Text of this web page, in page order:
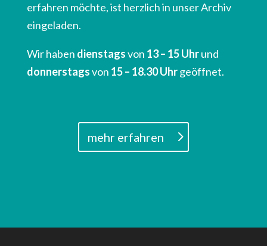
erfahren möchte, ist herzlich in unser Archiv
eingeladen.
Wir haben dienstagsvon 13 – 15 Uhrund
donnerstagsvon 15 – 18.30 Uhrgeöffnet.
mehr erfahren